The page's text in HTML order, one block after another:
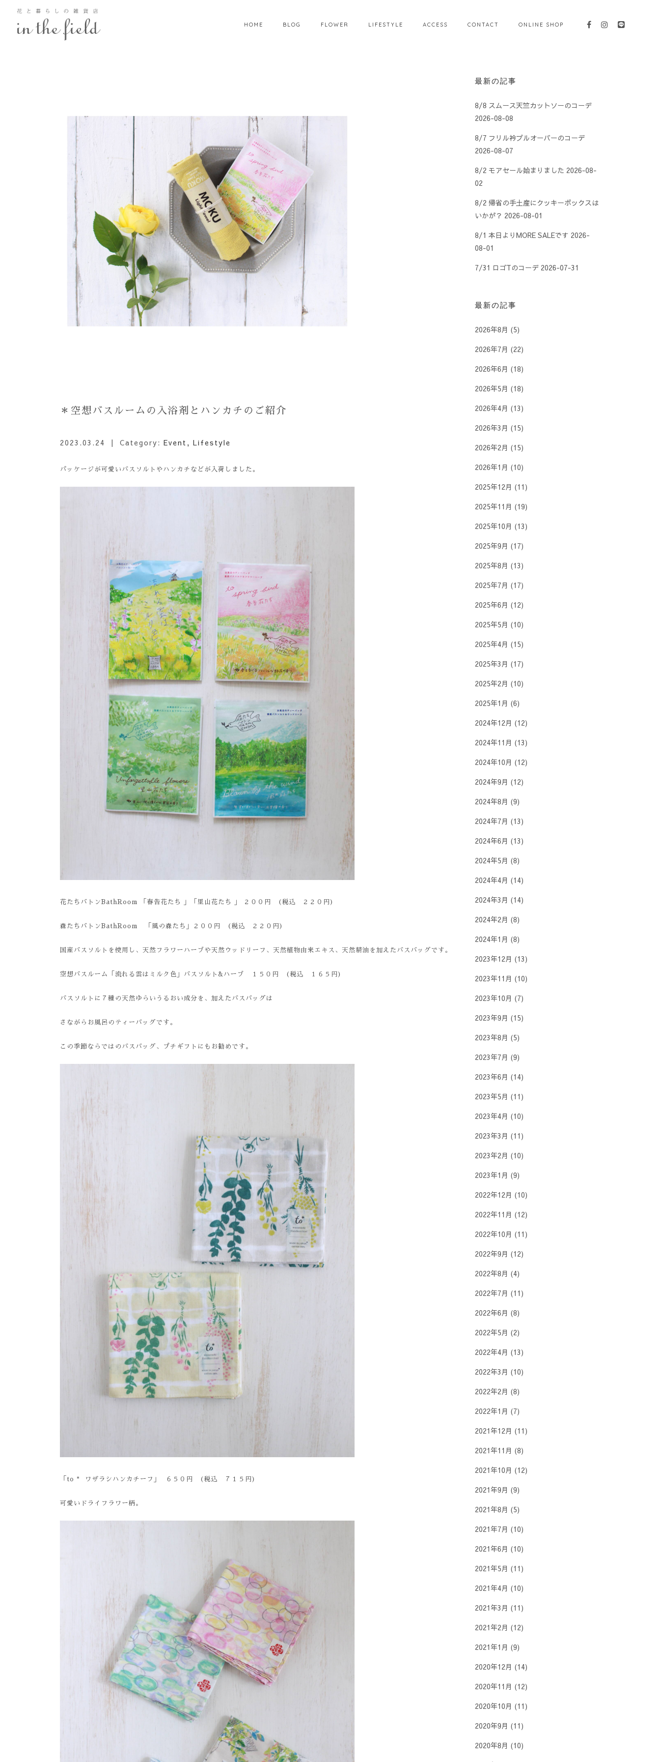
HOME BLOG FLOWER LIFESTYLE ACCESS CONTACT ONLINE SHOP
＊空想バスルームの入浴剤とハンカチのご紹介
2023.03.24 | Category: Event , Lifestyle
パッケージが可愛いバスソルトやハンカチなどが入荷しました。
花たちバトンBathRoom 「春告花たち 」「里山花たち 」 ２００円 (税込 ２２０円)
森たちバトンBathRoom 「風の森たち」２００円 (税込 ２２０円)
国産バスソルトを使用し、天然フラワーハーブや天然ウッドリーフ、天然植物由来エキス、天然精油を加えたバスバッグです。
空想バスルーム「流れる雲はミルク色」バスソルト&ハーブ １５０円 (税込 １６５円)
バスソルトに７種の天然ゆらいうるおい成分を、加えたバスバッグは
さながらお風呂のティーバッグです。
この季節ならではのバスバッグ、プチギフトにもお勧めです。
「to * ワザラシハンカチーフ」 ６５０円 (税込 ７１５円)
可愛いドライフラワー柄。
最新の記事
8/8 スムース天竺カットソーのコーデ
2026-08-08
8/7 フリル衿プルオーバーのコーデ
2026-08-07
8/2 モアセール始まりました 2026-08-
02
8/2 帰省の手土産にクッキーボックスは
いかが？ 2026-08-01
8/1 本日よりMORE SALEです 2026-
08-01
7/31 ロゴTのコーデ 2026-07-31
最新の記事
2026年8月 (5)
2026年7月 (22)
2026年6月 (18)
2026年5月 (18)
2026年4月 (13)
2026年3月 (15)
2026年2月 (15)
2026年1月 (10)
2025年12月 (11)
2025年11月 (19)
2025年10月 (13)
2025年9月 (17)
2025年8月 (13)
2025年7月 (17)
2025年6月 (12)
2025年5月 (10)
2025年4月 (15)
2025年3月 (17)
2025年2月 (10)
2025年1月 (6)
2024年12月 (12)
2024年11月 (13)
2024年10月 (12)
2024年9月 (12)
2024年8月 (9)
2024年7月 (13)
2024年6月 (13)
2024年5月 (8)
2024年4月 (14)
2024年3月 (14)
2024年2月 (8)
2024年1月 (8)
2023年12月 (13)
2023年11月 (10)
2023年10月 (7)
2023年9月 (15)
2023年8月 (5)
2023年7月 (9)
2023年6月 (14)
2023年5月 (11)
2023年4月 (10)
2023年3月 (11)
2023年2月 (10)
2023年1月 (9)
2022年12月 (10)
2022年11月 (12)
2022年10月 (11)
2022年9月 (12)
2022年8月 (4)
2022年7月 (11)
2022年6月 (8)
2022年5月 (2)
2022年4月 (13)
2022年3月 (10)
2022年2月 (8)
2022年1月 (7)
2021年12月 (11)
2021年11月 (8)
2021年10月 (12)
2021年9月 (9)
2021年8月 (5)
2021年7月 (10)
2021年6月 (10)
2021年5月 (11)
2021年4月 (10)
2021年3月 (11)
2021年2月 (12)
2021年1月 (9)
2020年12月 (14)
2020年11月 (12)
2020年10月 (11)
2020年9月 (11)
2020年8月 (10)